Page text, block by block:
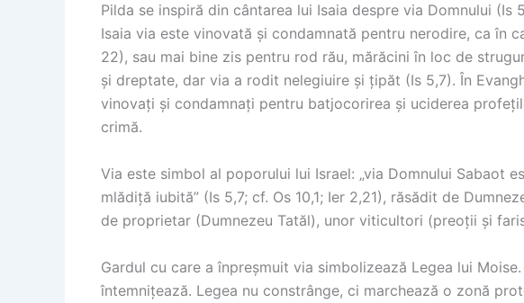
Pilda se inspiră din cântarea lui Isaia despre via Domnului (Is
Isaia via este vinovată și condamnată pentru nerodire, ca în
22), sau mai bine zis pentru rod rău, mărăcini în loc de
și dreptate, dar via a rodit nelegiuire și țipăt (Is 5,7). În
vinovați și condamnați pentru batjocorirea și uciderea
crimă.
Via este simbol al poporului lui Israel: „via Domnului Sabaot
mlădiță iubită” (Is 5,7; cf. Os 10,1; Ier 2,21), răsădit de
de proprietar (Dumnezeu Tatăl), unor viticultori (preoții și
Gardul cu care a înpreșmuit via simbolizează Legea lui
întemnițează. Legea nu constrânge, ci marchează o zonă